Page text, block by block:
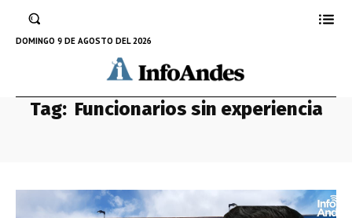
DOMINGO 9 DE AGOSTO DEL 2026
Tag: Funcionarios sin experiencia